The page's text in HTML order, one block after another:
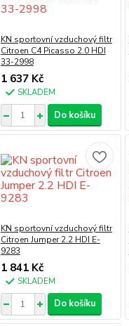
KN sportovní vzduchový filtr
Citroen C4 Picasso 2.0 HDI
33-2998
1 637 Kč
SKLADEM
Do košíku
KN sportovní vzduchový filtr
Citroen Jumper 2.2 HDI E-
9283
1 841 Kč
SKLADEM
Do košíku